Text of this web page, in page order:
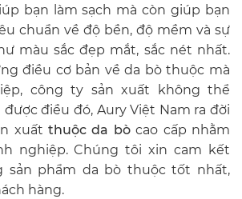
bạn làm sạch mà còn giúp bạn
chuẩn về độ bền, độ mềm và sự
màu sắc đẹp mắt, sắc nét nhất.
điều cơ bản về da bò thuộc mà
công ty sản xuất không thể
được điều đó, Aury Việt Nam ra đời
xuất thuộc da bòcao cấp nhằm
nghiệp. Chúng tôi xin cam kết
sản phẩm da bò thuộc tốt nhất,
hàng.